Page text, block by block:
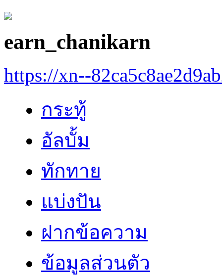
earn_chanikarn
https://xn--
กระทู้
อัลบั้ม
ทักทาย
แบ่งปัน
ฝากข้อความ
ข้อมูลส่วนตัว